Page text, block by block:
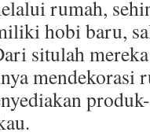
rumah,
hobi baru,
situlah
mendekorasi